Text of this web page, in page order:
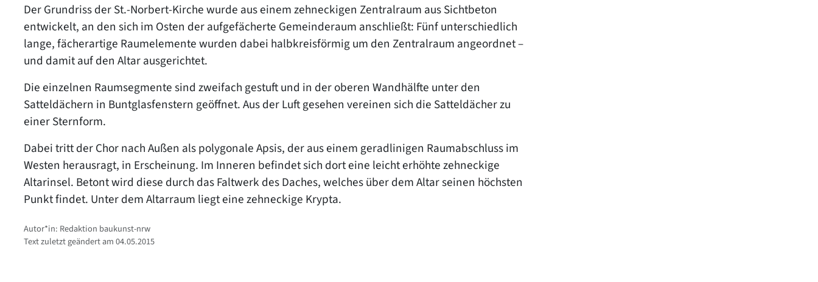
Der Grundriss der St.-Norbert-Kirche wurde aus einem zehneckigen Zentralraum aus Sichtbeton
entwickelt, an den sich im Osten der aufgefächerte Gemeinderaum anschließt: Fünf unterschiedlich
lange, fächerartige Raumelemente wurden dabei halbkreisförmig um den Zentralraum angeordnet –
und damit auf den Altar ausgerichtet.
Die einzelnen Raumsegmente sind zweifach gestuft und in der oberen Wandhälfte unter den
Satteldächern in Buntglasfenstern geöffnet. Aus der Luft gesehen vereinen sich die Satteldächer zu
einer Sternform.
Dabei tritt der Chor nach Außen als polygonale Apsis, der aus einem geradlinigen Raumabschluss im
Westen herausragt, in Erscheinung. Im Inneren befindet sich dort eine leicht erhöhte zehneckige
Altarinsel. Betont wird diese durch das Faltwerk des Daches, welches über dem Altar seinen höchsten
Punkt findet. Unter dem Altarraum liegt eine zehneckige Krypta.
Autor*in: Redaktion baukunst-nrw
Text zuletzt geändert am 04.05.2015